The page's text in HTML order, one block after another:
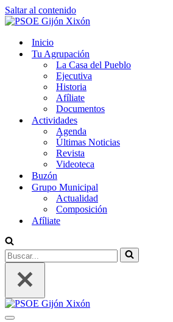
Saltar al contenido
Inicio
Tu Agrupación
La Casa del Pueblo
Ejecutiva
Historia
Afíliate
Documentos
Actividades
Agenda
Últimas Noticias
Revista
Videoteca
Buzón
Grupo Municipal
Actualidad
Composición
Afíliate
Buscar...